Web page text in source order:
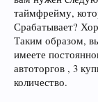
таймфрейму,
Срабатывает?
Таким образом,
имеете
автоторгов , 3
количество.